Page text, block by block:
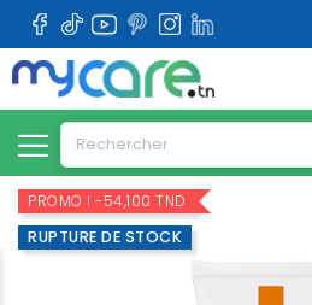
PROMO ! -54,100 TND
RUPTURE DE STOCK